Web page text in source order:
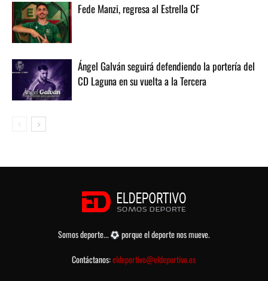
Fede Manzi, regresa al Estrella CF
Ángel Galván seguirá defendiendo la portería del
CD Laguna en su vuelta a la Tercera
Somos deporte...
porque el deporte nos mueve.
Contáctanos:eldeportivo@eldeportivo.es